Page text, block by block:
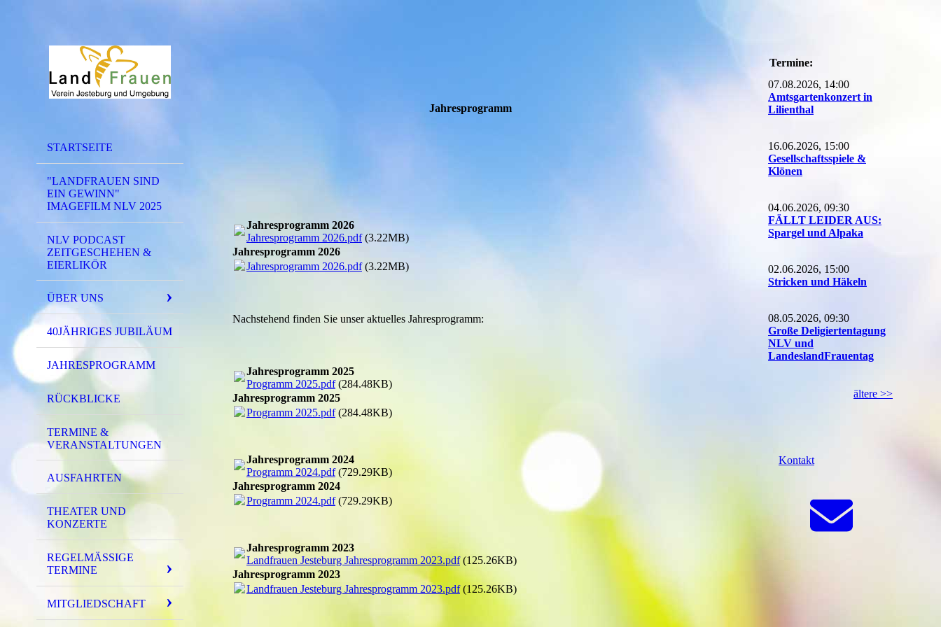
STARTSEITE
"LANDFRAUEN SIND
EIN GEWINN"
IMAGEFILM NLV 2025
NLV PODCAST
ZEITGESCHEHEN &
EIERLIKÖR
ÜBER UNS
40JÄHRIGES JUBILÄUM
JAHRESPROGRAMM
RÜCKBLICKE
TERMINE &
VERANSTALTUNGEN
AUSFAHRTEN
THEATER UND
KONZERTE
REGELMÄSSIGE T
ERMINE
MITGLIEDSCHAFT
Jahresprogramm
Jahresprogramm 2026
Jahresprogramm 2026.pdf(3.22MB)
Jahresprogramm 2026
Jahresprogramm 2026.pdf(3.22MB)
Nachstehend finden Sie unser aktuelles Jahresprogramm:
Jahresprogramm 2025
Programm 2025.pdf(284.48KB)
Jahresprogramm 2025
Programm 2025.pdf(284.48KB)
Jahresprogramm 2024
Programm 2024.pdf(729.29KB)
Jahresprogramm 2024
Programm 2024.pdf(729.29KB)
Jahresprogramm 2023
Landfrauen Jesteburg Jahresprogramm 2023.pdf(125.26KB)
Jahresprogramm 2023
Landfrauen Jesteburg Jahresprogramm 2023.pdf(125.26KB)
Termine:
07.08.2026, 14:00
Amtsgartenkonzert in
Lilienthal
16.06.2026, 15:00
Gesellschaftsspiele &
Klönen
04.06.2026, 09:30
FÄLLT LEIDER AUS:
Spargel und Alpaka
02.06.2026, 15:00
Stricken und Häkeln
08.05.2026, 09:30
Große Deligiertentagung
NLV und
LandeslandFrauentag
ältere >>
Kontakt